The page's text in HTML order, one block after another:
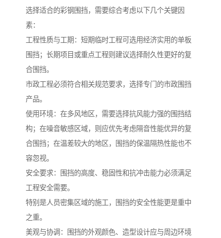
选择适合的彩钢围挡，需要综合考虑以下几个关键因
素：
工程性质与工期：短期临时工程可选用经济实用的单板
围挡；长期项目或重点工程则建议选择耐久性更好的复
合围挡。
市政工程必须符合相关规范要求，选择专门的市政围挡
产品。
使用环境：在多风地区，需要选择抗风能力强的围挡结
构；在噪音敏感区域，则应优先考虑隔音性能优异的复
合围挡；在温差较大的地区，围挡的保温隔热性能也不
容忽视。
安全要求：围挡的高度、稳固性和抗冲击能力必须满足
工程安全需要。
特别是人员密集区域的施工，围挡的安全性能更是重中
之重。
美观与协调：围挡的外观颜色、造型设计应与周边环境